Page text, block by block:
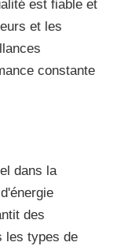
est fiable et
et les
constante
dans la
des
les types de